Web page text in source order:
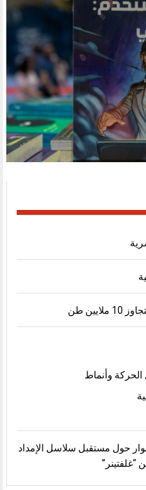
وأنماط
2026” يعزز الحوار حول مستقبل سلاسل الإمداد
“غلفتينر”